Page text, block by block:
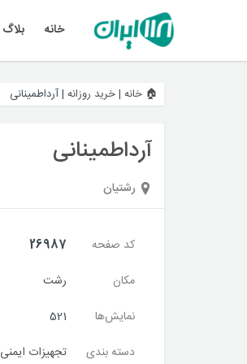
خانه بلاگ
🏠 خانه |خرید روزانه |آرداطمینانی
آرداطمینانی
رشتیان
کد صفحه
26987
مکان
رشت
نمایش‌ها
521
دسته بندی
تجهیزات ایمنی